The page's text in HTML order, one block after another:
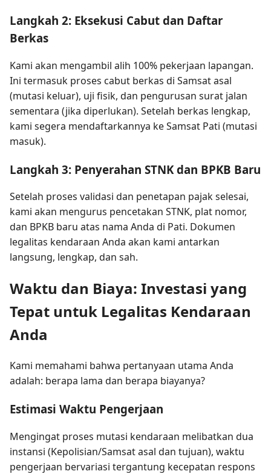
Langkah 2: Eksekusi Cabut dan Daftar
Berkas
Kami akan mengambil alih 100% pekerjaan lapangan.
Ini termasuk proses cabut berkas di Samsat asal
(mutasi keluar), uji fisik, dan pengurusan surat jalan
sementara (jika diperlukan). Setelah berkas lengkap,
kami segera mendaftarkannya ke Samsat Pati (mutasi
masuk).
Langkah 3: Penyerahan STNK dan BPKB Baru
Setelah proses validasi dan penetapan pajak selesai,
kami akan mengurus pencetakan STNK, plat nomor,
dan BPKB baru atas nama Anda di Pati. Dokumen
legalitas kendaraan Anda akan kami antarkan
langsung, lengkap, dan sah.
Waktu dan Biaya: Investasi yang
Tepat untuk Legalitas Kendaraan
Anda
Kami memahami bahwa pertanyaan utama Anda
adalah: berapa lama dan berapa biayanya?
Estimasi Waktu Pengerjaan
Mengingat proses mutasi kendaraan melibatkan dua
instansi (Kepolisian/Samsat asal dan tujuan), waktu
pengerjaan bervariasi tergantung kecepatan respons